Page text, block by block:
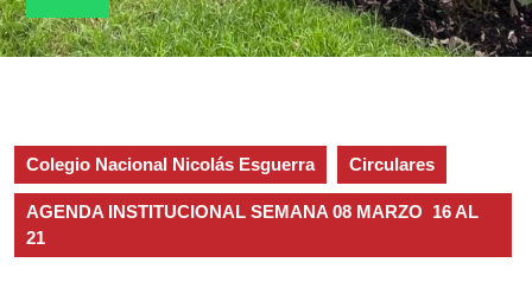
Colegio Nacional Nicolás Esguerra Circulares
AGENDA INSTITUCIONAL SEMANA 08 MARZO 16 AL
21